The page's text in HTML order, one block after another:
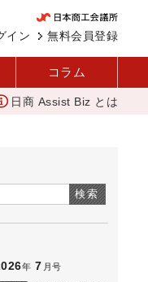
無料会員登録
イン
コラム
点を変えて壁を越える女性
日商 Assist Biz とは
検索
年 7 月号